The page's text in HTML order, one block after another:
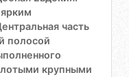
часть
полосой
крупными